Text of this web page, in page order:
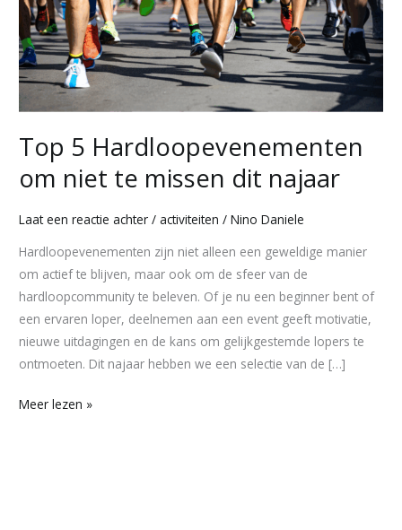
Top 5 Hardloopevenementen
om niet te missen dit najaar
Laat een reactie achter /activiteiten /Nino Daniele
Hardloopevenementen zijn niet alleen een geweldige manier
om actief te blijven, maar ook om de sfeer van de
hardloopcommunity te beleven. Of je nu een beginner bent of
een ervaren loper, deelnemen aan een event geeft motivatie,
nieuwe uitdagingen en de kans om gelijkgestemde lopers te
ontmoeten. Dit najaar hebben we een selectie van de […]
missen
dit
najaar
Meer lezen »